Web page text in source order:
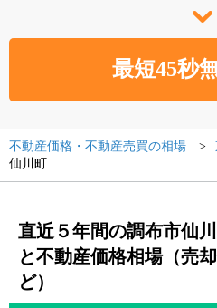
不動産価格・不動産売買の相場
仙川町
直近５年間の調布市仙
と不動産価格相場（売
ど）